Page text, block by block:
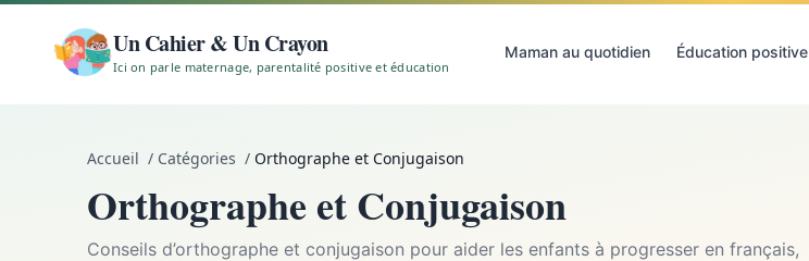
Un Cahier & Un Crayon
Ici on parle maternage, parentalité positive et éducation
Maman au quotidien Éducation positive
Accueil / Catégories / Orthographe et Conjugaison
Orthographe et Conjugaison
Conseils d’orthographe et conjugaison pour aider les enfants à progresser en français,